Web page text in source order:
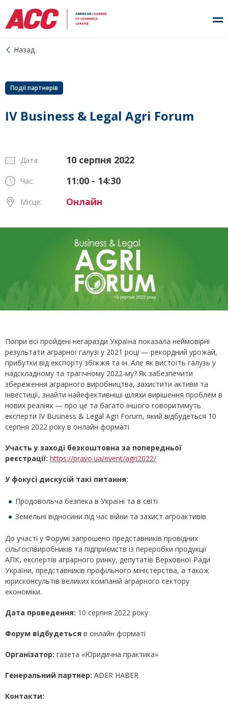
Назад
Події партнерів
IV Business & Legal Agri Forum
Дата: 10 серпня 2022
Час: 11:00 - 14:30
Місце: Онлайн
Попри всі пройдені негаразди Україна показала неймовірні
результати аграрної галузі у 2021 році — рекордний урожай,
прибутки від експорту збіжжя та ін. Але як вистоїть галузь у
надскладному та трагічному 2022-му? Як забезпечити
збереження аграрного виробництва, захистити активи та
інвестиції, знайти найефективніші шляхи вирішення проблем в
нових реаліях — про це та багато іншого говоритимуть
експерти IV Business & Legal Agri Forum, який відбудеться 10
серпня 2022 року в онлайн форматі
Участь у заході безкоштовна за попередньої
реєстрації: https://pravo.ua/event/agri2022/
У фокусі дискусій такі питання:
Продовольча безпека в Україні та в світі
Земельні відносини під час війни та захист агроактивів
До участі у Форумі запрошено представників провідних
сільгоспвиробників та підприємств із переробки продукції
АПК, експертів аграрного ринку, депутатів Верховної Ради
України, представників профільного міністерства, а також
юрисконсультів великих компаній аграрного сектору
економіки.
Дата проведення: 10 серпня 2022 року
Форум відбудеться в онлайн форматі
Організатор: газета «Юридична практика»
Генеральний партнер: ADER HABER
Контакти: